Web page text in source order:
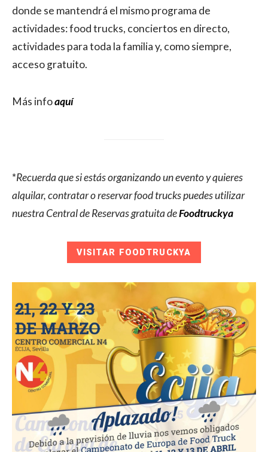
donde se mantendrá el mismo programa de
actividades: food trucks, conciertos en directo,
actividades para toda la familia y, como siempre,
acceso gratuito.
Más infoaquí
*Recuerda que si estás organizando un evento y quieres
alquilar, contratar o reservar food trucks puedes utilizar
nuestra Central de Reservas gratuita deFoodtruckya
VISITAR FOODTRUCKYA